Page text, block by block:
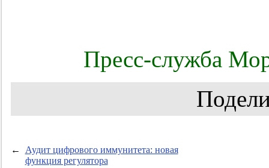
Пресс-служба
←
Аудит цифрового иммунитета: новая
функция регулятора